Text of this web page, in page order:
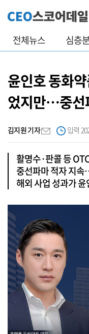
전체뉴스 심층
윤인호 동화
었지만…중선
김지원 기자 입력
활명수·판콜 등
중선파마 적자 지
해외 사업 성과가